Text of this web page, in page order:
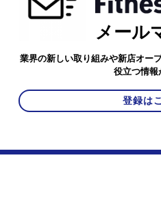
メール
業界の新しい取り組みや新店オー
役立つ情報
登録は